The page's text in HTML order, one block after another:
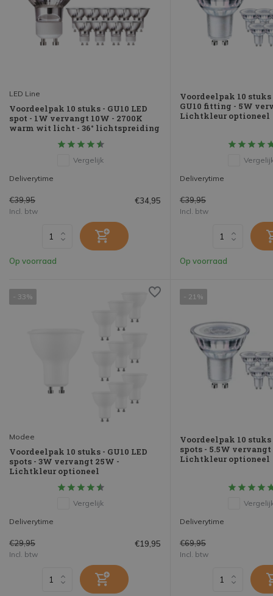
LED Line
Voordeelpak 10 stuks - GU10 LED
spot - 1W vervangt 10W - 2700K
warm wit licht - 36° lichtspreiding
Vergelijk
Deliverytime
€39,95 €34,95
Incl. btw
Op voorraad
Voordeelpak 10 stuks
GU10 fitting - 5W
Lichtkleur optioneel
Deliverytime
€39,95
Incl. btw
Op voorraad
- 33%
Modee
Voordeelpak 10 stuks - GU10 LED
spots - 3W vervangt 25W -
Lichtkleur optioneel
Vergelijk
Deliverytime
€29,95 €19,95
Incl. btw
- 21%
Voordeelpak 10 stuks
spots - 5.5W vervangt
Lichtkleur optioneel
Deliverytime
€69,95
Incl. btw